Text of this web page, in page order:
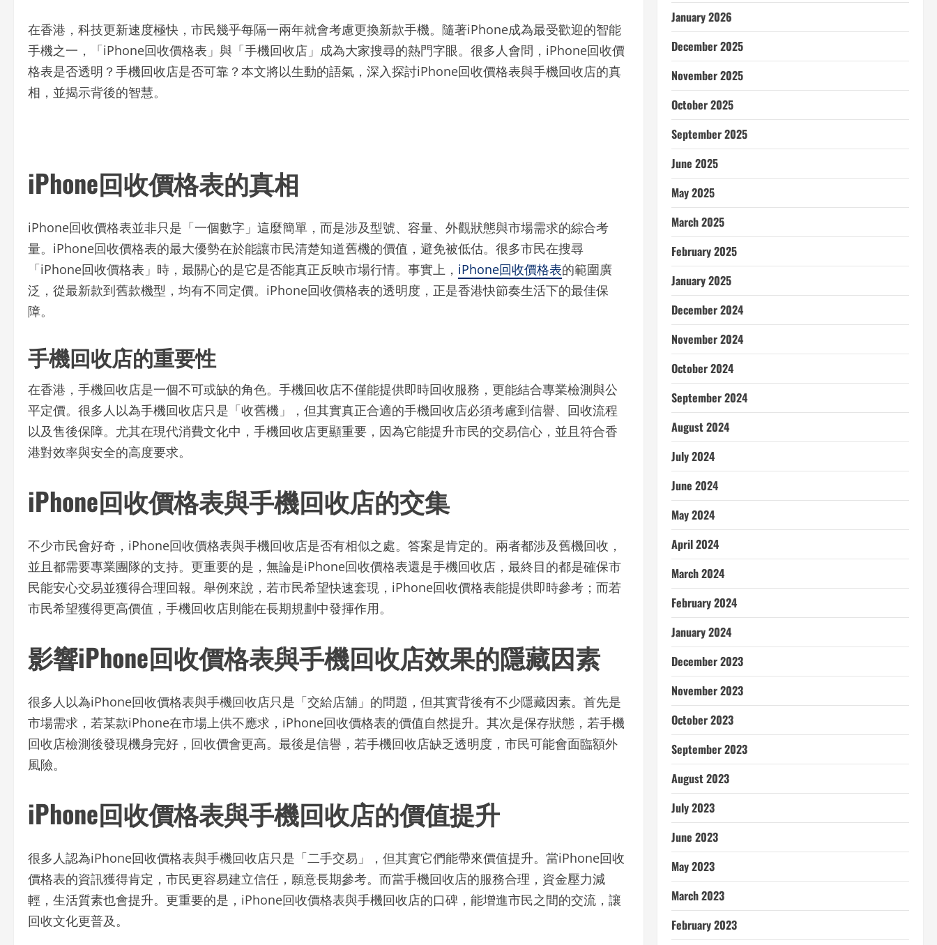
在香港，科技更新速度極快，市民幾乎每隔一兩年就會考慮更換新款手機。隨著iPhone成為最受歡迎的智能
手機之一，「iPhone回收價格表」與「手機回收店」成為大家搜尋的熱門字眼。很多人會問，iPhone回收價
格表是否透明？手機回收店是否可靠？本文將以生動的語氣，深入探討iPhone回收價格表與手機回收店的真
相，並揭示背後的智慧。
iPhone回收價格表的真相
iPhone回收價格表並非只是「一個數字」這麼簡單，而是涉及型號、容量、外觀狀態與市場需求的綜合考
量。iPhone回收價格表的最大優勢在於能讓市民清楚知道舊機的價值，避免被低估。很多市民在搜尋
「iPhone回收價格表」時，最關心的是它是否能真正反映市場行情。事實上， iPhone回收價格表的範圍廣
泛，從最新款到舊款機型，均有不同定價。iPhone回收價格表的透明度，正是香港快節奏生活下的最佳保
障。
手機回收店的重要性
在香港，手機回收店是一個不可或缺的角色。手機回收店不僅能提供即時回收服務，更能結合專業檢測與公
平定價。很多人以為手機回收店只是「收舊機」，但其實真正合適的手機回收店必須考慮到信譽、回收流程
以及售後保障。尤其在現代消費文化中，手機回收店更顯重要，因為它能提升市民的交易信心，並且符合香
港對效率與安全的高度要求。
iPhone回收價格表與手機回收店的交集
不少市民會好奇，iPhone回收價格表與手機回收店是否有相似之處。答案是肯定的。兩者都涉及舊機回收，
並且都需要專業團隊的支持。更重要的是，無論是iPhone回收價格表還是手機回收店，最終目的都是確保市
民能安心交易並獲得合理回報。舉例來說，若市民希望快速套現，iPhone回收價格表能提供即時參考；而若
市民希望獲得更高價值，手機回收店則能在長期規劃中發揮作用。
影響iPhone回收價格表與手機回收店效果的隱藏因素
很多人以為iPhone回收價格表與手機回收店只是「交給店舖」的問題，但其實背後有不少隱藏因素。首先是
市場需求，若某款iPhone在市場上供不應求，iPhone回收價格表的價值自然提升。其次是保存狀態，若手機
回收店檢測後發現機身完好，回收價會更高。最後是信譽，若手機回收店缺乏透明度，市民可能會面臨額外
風險。
iPhone回收價格表與手機回收店的價值提升
很多人認為iPhone回收價格表與手機回收店只是「二手交易」，但其實它們能帶來價值提升。當iPhone回收
價格表的資訊獲得肯定，市民更容易建立信任，願意長期參考。而當手機回收店的服務合理，資金壓力減
輕，生活質素也會提升。更重要的是，iPhone回收價格表與手機回收店的口碑，能增進市民之間的交流，讓
回收文化更普及。
January 2026
December 2025
November 2025
October 2025
September 2025
June 2025
May 2025
March 2025
February 2025
January 2025
December 2024
November 2024
October 2024
September 2024
August 2024
July 2024
June 2024
May 2024
April 2024
March 2024
February 2024
January 2024
December 2023
November 2023
October 2023
September 2023
August 2023
July 2023
June 2023
May 2023
March 2023
February 2023